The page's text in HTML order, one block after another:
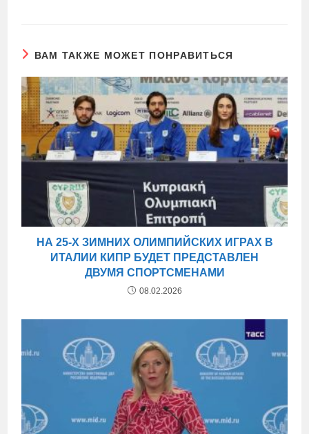
ВАМ ТАКЖЕ МОЖЕТ ПОНРАВИТЬСЯ
НА 25-Х ЗИМНИХ ОЛИМПИЙСКИХ ИГРАХ В
ИТАЛИИ КИПР БУДЕТ ПРЕДСТАВЛЕН
ДВУМЯ СПОРТСМЕНАМИ
08.02.2026